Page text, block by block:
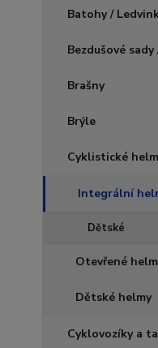
Batohy /
Bezdušové
Brašny
Brýle
Cyklistické
Integrální
Dětské
Otevřené
Dětské helmy
Cyklovozíky a